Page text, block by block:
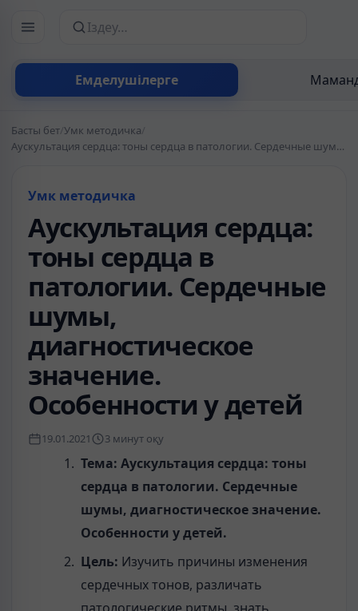
Емделушілерге
Сайттан іздеу
Басты бет/Умк методичка/
Аускультация сердца: тоны сердца в патологии. Сердечные шумы, диагностическое значение. Особенности у детей
Умк методичка
Аускультация сердца:
тоны сердца в
патологии. Сердечные
шумы,
диагностическое
значение.
Особенности у детей
19.01.2021 3 минут оқу
Тема: Аускультация сердца: тоны
сердца в патологии. Сердечные
шумы, диагностическое значение.
Особенности у детей.
Цель: Изучить причины изменения
сердечных тонов, различать